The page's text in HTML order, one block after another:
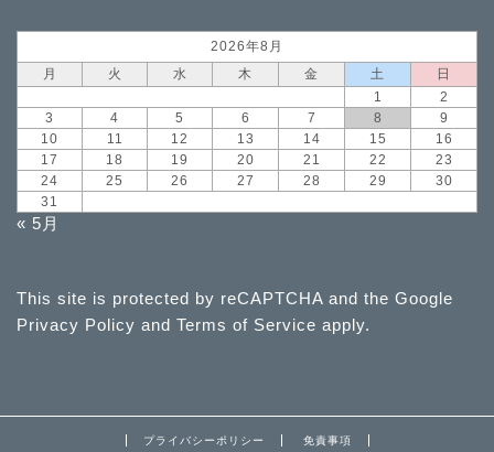
2026年8月
月
火 水 木 金 土
日
1
2
3
4 5 6 7 8
9
10
11 12 13 14 15
16
17
18 19 20 21 22
23
24
25 26 27 28 29
30
31
« 5月
This site is protected by reCAPTCHA and the Google
Privacy Policy and Terms of Service apply.
プライバシーポリシー 免責事項